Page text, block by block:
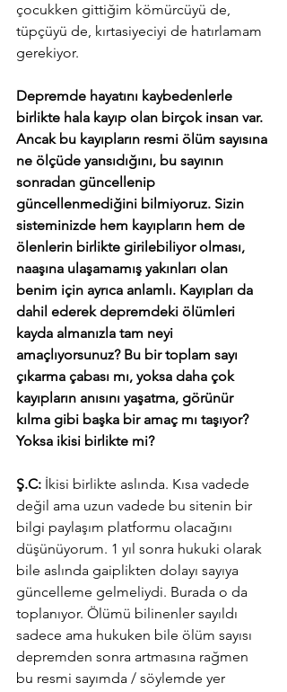
çocukken gittiğim kömürcüyü de,
tüpçüyü de, kırtasiyeciyi de hatırlamam
gerekiyor.
Depremde hayatını kaybedenlerle
birlikte hala kayıp olan birçok insan var.
Ancak bu kayıpların resmi ölüm sayısına
ne ölçüde yansıdığını, bu sayının
sonradan güncellenip
güncellenmediğini bilmiyoruz. Sizin
sisteminizde hem kayıpların hem de
ölenlerin birlikte girilebiliyor olması,
naaşına ulaşamamış yakınları olan
benim için ayrıca anlamlı. Kayıpları da
dahil ederek depremdeki ölümleri
kayda almanızla tam neyi
amaçlıyorsunuz? Bu bir toplam sayı
çıkarma çabası mı, yoksa daha çok
kayıpların anısını yaşatma, görünür
kılma gibi başka bir amaç mı taşıyor?
Yoksa ikisi birlikte mi?
Ş.C: İkisi birlikte aslında. Kısa vadede
değil ama uzun vadede bu sitenin bir
bilgi paylaşım platformu olacağını
düşünüyorum. 1 yıl sonra hukuki olarak
bile aslında gaiplikten dolayı sayıya
güncelleme gelmeliydi. Burada o da
toplanıyor. Ölümü bilinenler sayıldı
sadece ama hukuken bile ölüm sayısı
depremden sonra artmasına rağmen
bu resmi sayımda / söylemde yer